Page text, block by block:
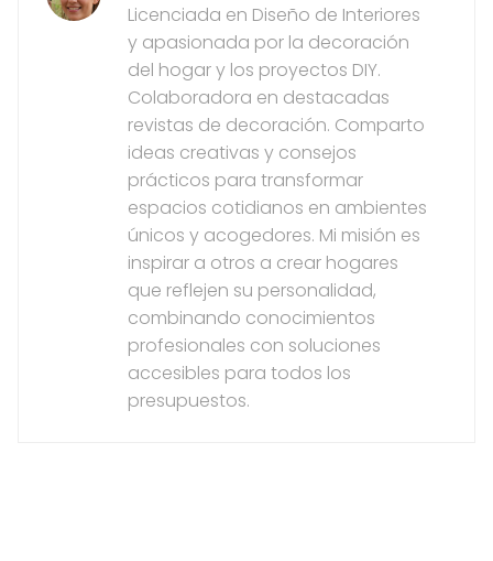
Licenciada en Diseño de Interiores
y apasionada por la decoración
del hogar y los proyectos DIY.
Colaboradora en destacadas
revistas de decoración. Comparto
ideas creativas y consejos
prácticos para transformar
espacios cotidianos en ambientes
únicos y acogedores. Mi misión es
inspirar a otros a crear hogares
que reflejen su personalidad,
combinando conocimientos
profesionales con soluciones
accesibles para todos los
presupuestos.